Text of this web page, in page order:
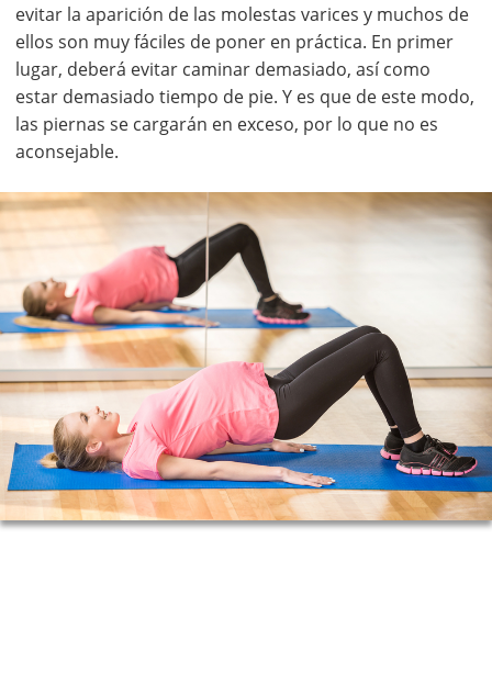
evitar la aparición de las molestas varices y muchos de
ellos son muy fáciles de poner en práctica. En primer
lugar, deberá evitar caminar demasiado, así como
estar demasiado tiempo de pie. Y es que de este modo,
las piernas se cargarán en exceso, por lo que no es
aconsejable.